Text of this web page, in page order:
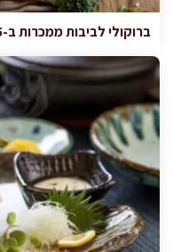
ברוקולי לביבות ממכרות ב-25 דקות, בלי טיגון עמוק